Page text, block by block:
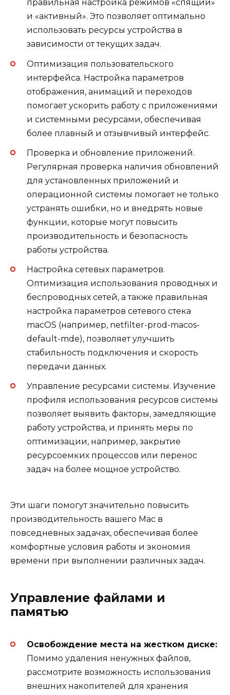
правильная настройка режимов «спящий»
и «активный». Это позволяет оптимально
использовать ресурсы устройства в
зависимости от текущих задач.
Оптимизация пользовательского
интерфейса. Настройка параметров
отображения, анимаций и переходов
помогает ускорить работу с приложениями
и системными ресурсами, обеспечивая
более плавный и отзывчивый интерфейс.
Проверка и обновление приложений.
Регулярная проверка наличия обновлений
для установленных приложений и
операционной системы помогает не только
устранять ошибки, но и внедрять новые
функции, которые могут повысить
производительность и безопасность
работы устройства.
Настройка сетевых параметров.
Оптимизация использования проводных и
беспроводных сетей, а также правильная
настройка параметров сетевого стека
macOS (например, netfilter-prod-macos-
default-mde), позволяет улучшить
стабильность подключения и скорость
передачи данных.
Управление ресурсами системы. Изучение
профиля использования ресурсов системы
позволяет выявить факторы, замедляющие
работу устройства, и принять меры по
оптимизации, например, закрытие
ресурсоемких процессов или перенос
задач на более мощное устройство.
Эти шаги помогут значительно повысить
производительность вашего Mac в
повседневных задачах, обеспечивая более
комфортные условия работы и экономия
времени при выполнении различных задач.
Управление файлами и
памятью
Освобождение места на жестком диске:
Помимо удаления ненужных файлов,
рассмотрите возможность использования
внешних накопителей для хранения